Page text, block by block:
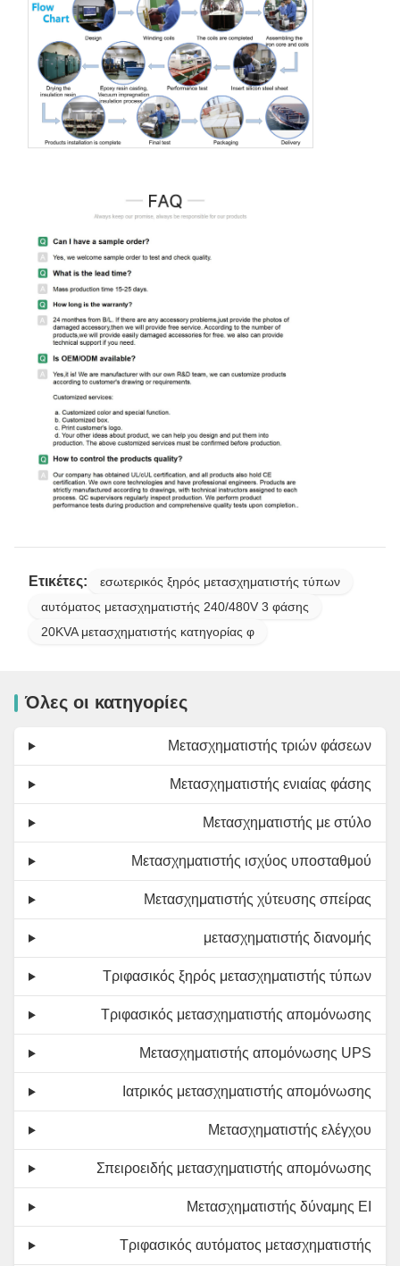
Ετικέτες:
εσωτερικός ξηρός μετασχηματιστής τύπων
αυτόματος μετασχηματιστής 240/480V 3 φάσης
20KVA μετασχηματιστής κατηγορίας φ
Όλες οι κατηγορίες
Μετασχηματιστής τριών φάσεων
Μετασχηματιστής ενιαίας φάσης
Μετασχηματιστής με στύλο
Μετασχηματιστής ισχύος υποσταθμού
Μετασχηματιστής χύτευσης σπείρας
μετασχηματιστής διανομής
Τριφασικός ξηρός μετασχηματιστής τύπων
Τριφασικός μετασχηματιστής απομόνωσης
Μετασχηματιστής απομόνωσης UPS
Ιατρικός μετασχηματιστής απομόνωσης
Μετασχηματιστής ελέγχου
Σπειροειδής μετασχηματιστής απομόνωσης
Μετασχηματιστής δύναμης EI
Τριφασικός αυτόματος μετασχηματιστής